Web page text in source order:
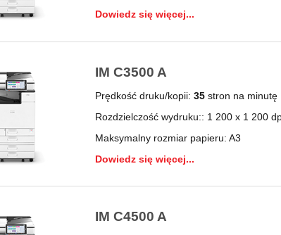
Dowiedz się więcej...
IM C3500 A
Prędkość druku/kopii: 35 stron na minutę
Rozdzielczość wydruku:: 1 200 x 1 200
Maksymalny rozmiar papieru: A3
Dowiedz się więcej...
IM C4500 A